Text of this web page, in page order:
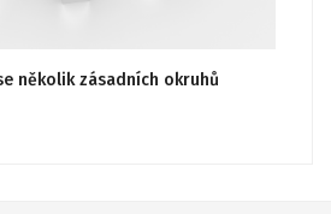
několik zásadních okruhů